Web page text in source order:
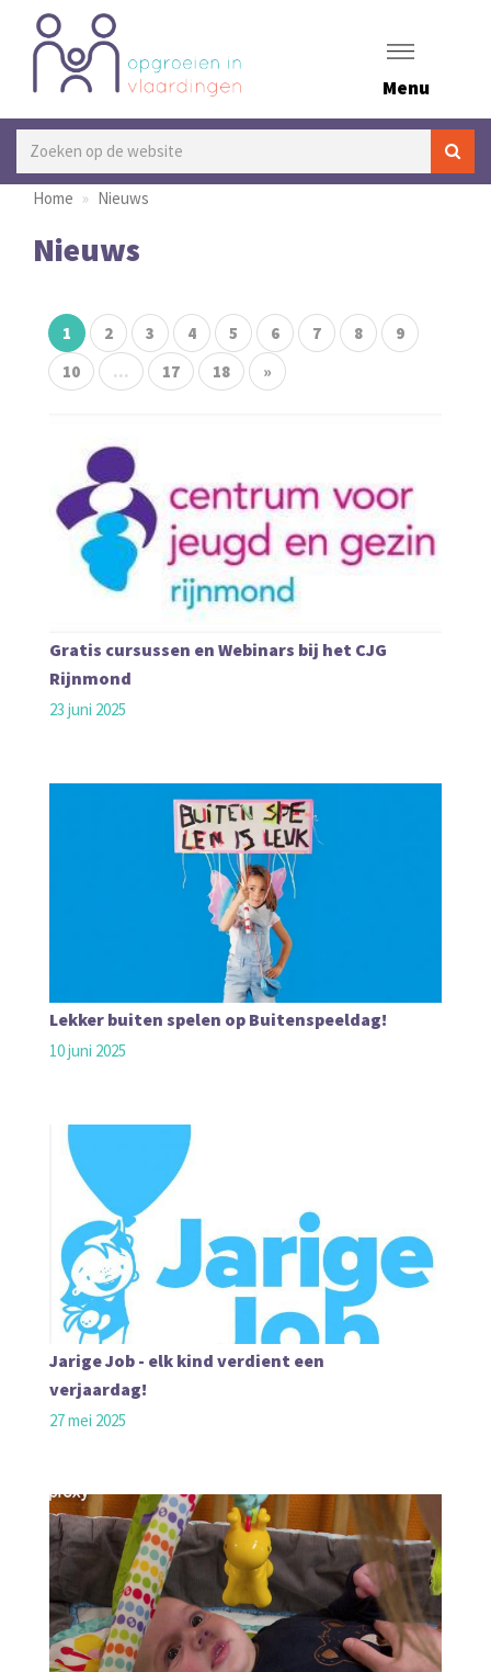
Menu
Home Nieuws
Nieuws
1 2 3 4 5 6 7 8
9
10
... 17 18 »
Gratis cursussen en Webinars bij het CJG
Rijnmond
23 juni 2025
Lekker buiten spelen op Buitenspeeldag!
10 juni 2025
Jarige Job - elk kind verdient een
verjaardag!
27 mei 2025